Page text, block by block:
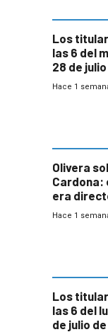
Los
las 6 del
28 de
2026
Hace 1
Olivera
Cardona:
era
UTE “no
Hace 1
Los
las 6 del
de julio